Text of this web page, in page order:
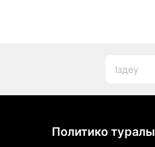
Политико туралы